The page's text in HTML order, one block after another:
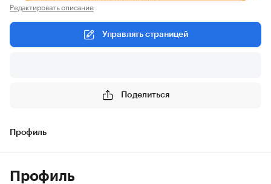
Редактировать описание
Управлять страницей
Поделиться
Профиль
Профиль